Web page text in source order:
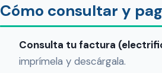
Cómo consultar y
Consulta tu factura
imprímela y descárgala.